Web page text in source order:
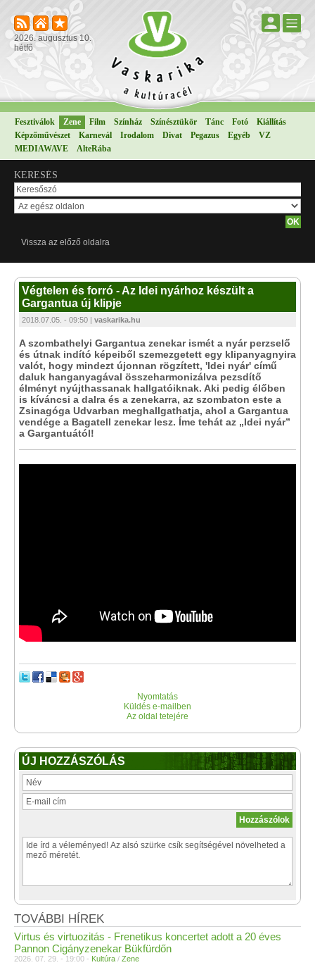
2026. augusztus 10.
hétfő
Fesztiválok Zene Film Színház Színésztükör Tánc Fotó
Kiállítás
Képzőművészet
Karnevál Irodalom Divat Pegazus Egyéb
VZ
MEDIAWAVE
AlteRába
KERESÉS
Vissza az előző oldalra
Végtelen és forró - Az Idei nyárhoz készült a
Gargantua új klipje
2018.07.05. - 09:50 | vaskarika.hu
A szombathelyi Gargantua zenekar ismét a nyár perzselő
és útnak indító képeiből szemezgetett egy klipanyagnyira
valót, hogy mindezt újonnan rögzített, 'Idei nyár' című
daluk hanganyagával összeharmonizálva pezsdítő
élményt nyújthassanak hallgatóiknak. Aki pedig élőben
is kíváncsi a dalra és a zenekarra, az szombaton este a
Zsinagóga Udvarban meghallgathatja, ahol a Gargantua
vendége a Bagatell zenekar lesz. Íme tehát az „Idei nyár”
a Gargantuától!
Nyomtatás
Küldés e-mailben
Az oldal tetejére
ÚJ HOZZÁSZÓLÁS
TOVÁBBI HÍREK
Virtus és virtuozitás - Frenetikus koncertet adott a 20 éves
Pannon Cigányzenekar Bükfürdőn
2026. 07. 29. - 19:00 - Kultúra / Zene